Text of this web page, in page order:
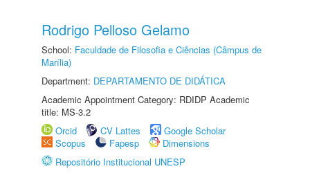
Rodrigo Pelloso Gelamo
School: Faculdade de Filosofia e Ciências (Câmpus de
Marília)
Department: DEPARTAMENTO DE DIDÁTICA
Academic Appointment Category: RDIDP Academic
title: MS-3.2
Orcid
CV Lattes
Google Scholar
Scopus
Fapesp
Dimensions
Repositório Institucional UNESP